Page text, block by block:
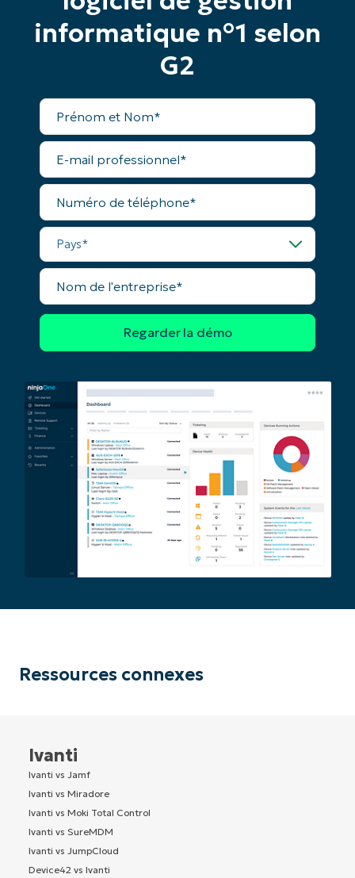
informatique n°1 selon
G2
Prénom
Nom*
E-
mail
professionnel*
Numéro
téléphone*
Pays*
Nom
l'entreprise*
Ressources connexes
Ivanti
Ivanti vs Jamf
Ivanti vs Miradore
Ivanti vs Moki Total Control
Ivanti vs SureMDM
Ivanti vs JumpCloud
Device42 vs Ivanti
Company
name*